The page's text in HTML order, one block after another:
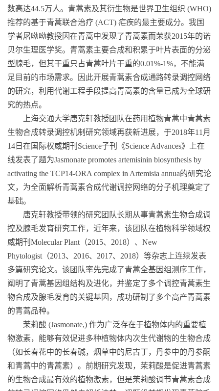
数高达44.5万人。青蒿素及其衍生物是世界卫生组织 (WHO)
推荐的基于青蒿联合治疗 (ACT) 疟疾的最主要成分。我国
学者屠呦呦教授因在青蒿中发现了青蒿素而荣获2015年的诺
贝尔生理医学奖。青蒿素主要合成和积累于叶片表面的分泌
型腺毛，但其干重只占青蒿叶片干重的0.01%-1%，不能满
足目前的市场需求。因此开展青蒿素合成通路转录调控网络
的研究，利用代谢工程手段提高青蒿素的含量已成为全球研
究的热点。
上海交通大学唐克轩教授团队在药用植物青蒿中青蒿素
生物合成转录调控机制研究领域再获新进展，于2018年11 月
14 日在国际权威期刊 Science子刊《Science Advances》上在
线发表了题为Jasmonate promotes artemisinin biosynthesis by
activating the TCP14-ORA complex in Artemisia annua的研究论
文，为全面解析青蒿素合成代谢调控网络的分子机理奠定了
基础。
唐克轩教授带领的研究团队长期从事青蒿素生物合成调
控及腺毛发育研究工作，近年来，该团队在植物科学领域权
威期刊 Molecular Plant （2015、 2018）、 New
Phytologist （2013、 2016、 2017、 2018）等杂志上连续发表
多篇研究论文。该团队率先完成了青蒿全基因组测序工作，
阐明了青蒿基因组结构及进化，并鉴定了多个调控青蒿素生
物合成及腺毛发育的关键基因，成功研制了多个高产青蒿素
的青蒿品种。
茉莉酸 (Jasmonate,) 作为广泛存在于植物体内的重要植
物激素，能够有效促进多种植物体内次生代谢物的生物合成
（如长春花中的长春碱，烟草中的尼古丁，丹参中的丹参酮
和青蒿中的青蒿素）。前期研究发现，茉莉酸是促进青蒿素
的生物合成最有效的植物激素，但是茉莉酸调节青蒿素合成